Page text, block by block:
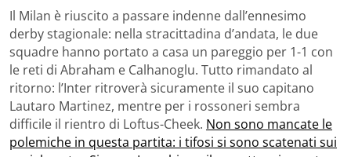
Il Milan è riuscito a passare indenne dall’ennesimo
derby stagionale: nella stracittadina d’andata, le due
squadre hanno portato a casa un pareggio per 1-1 con
le reti di Abraham e Calhanoglu. Tutto rimandato al
ritorno: l’Inter ritroverà sicuramente il suo capitano
Lautaro Martinez, mentre per i rossoneri sembra
difficile il rientro di Loftus-Cheek. Non sono mancate le
polemiche in questa partita: i tifosi si sono scatenati sui